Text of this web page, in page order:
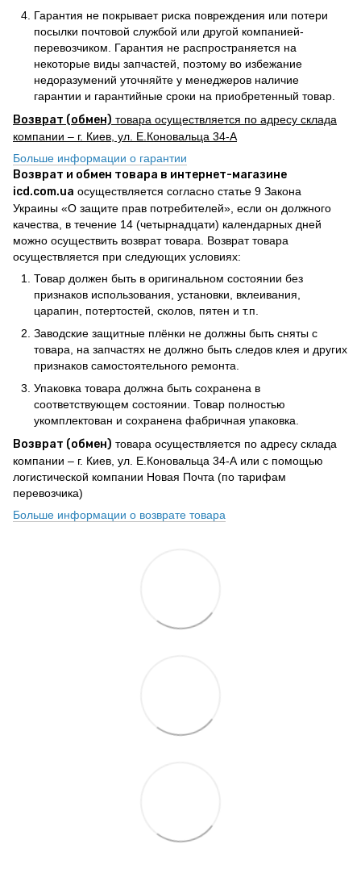
Гарантия не покрывает риска повреждения или потери
посылки почтовой службой или другой компанией-
перевозчиком. Гарантия не распространяется на
некоторые виды запчастей, поэтому во избежание
недоразумений уточняйте у менеджеров наличие
гарантии и гарантийные сроки на приобретенный товар.
Возврат (обмен) товара осуществляется по адресу склада
компании – г. Киев, ул. Е.Коновальца 34-А
Больше информации о гарантии
Возврат и обмен товара в интернет-магазине
icd.com.ua осуществляется согласно статье 9 Закона
Украины «О защите прав потребителей», если он должного
качества, в течение 14 (четырнадцати) календарных дней
можно осуществить возврат товара. Возврат товара
осуществляется при следующих условиях:
Товар должен быть в оригинальном состоянии без
признаков использования, установки, вклеивания,
царапин, потертостей, сколов, пятен и т.п.
Заводские защитные плёнки не должны быть сняты с
товара, на запчастях не должно быть следов клея и других
признаков самостоятельного ремонта.
Упаковка товара должна быть сохранена в
соответствующем состоянии. Товар полностью
укомплектован и сохранена фабричная упаковка.
Возврат (обмен) товара осуществляется по адресу склада
компании – г. Киев, ул. Е.Коновальца 34-А или с помощью
логистической компании Новая Почта (по тарифам
перевозчика)
Больше информации о возврате товара